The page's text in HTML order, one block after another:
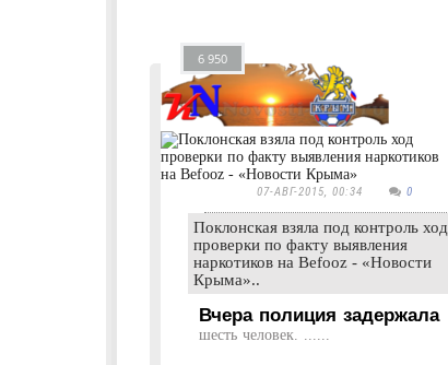
6 950
07-АВГ-2015, 00:34 0
Поклонская взяла под контроль ход
проверки по факту выявления
наркотиков на Befooz - «Новости
Крыма»..
Вчера полиция задержала
шесть человек. ......